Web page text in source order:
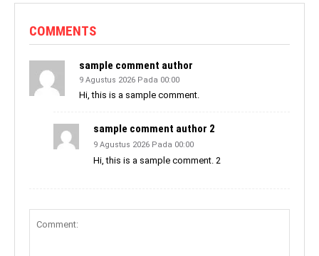
COMMENTS
sample comment author
9 Agustus 2026 Pada 00:00
Hi, this is a sample comment.
sample comment author 2
9 Agustus 2026 Pada 00:00
Hi, this is a sample comment. 2